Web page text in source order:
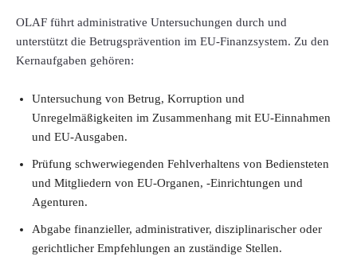
OLAF führt administrative Untersuchungen durch und
unterstützt die Betrugsprävention im EU-Finanzsystem. Zu den
Kernaufgaben gehören:
Untersuchung von Betrug, Korruption und
Unregelmäßigkeiten im Zusammenhang mit EU-Einnahmen
und EU-Ausgaben.
Prüfung schwerwiegenden Fehlverhaltens von Bediensteten
und Mitgliedern von EU‑Organen, ‑Einrichtungen und
Agenturen.
Abgabe finanzieller, administrativer, disziplinarischer oder
gerichtlicher Empfehlungen an zuständige Stellen.